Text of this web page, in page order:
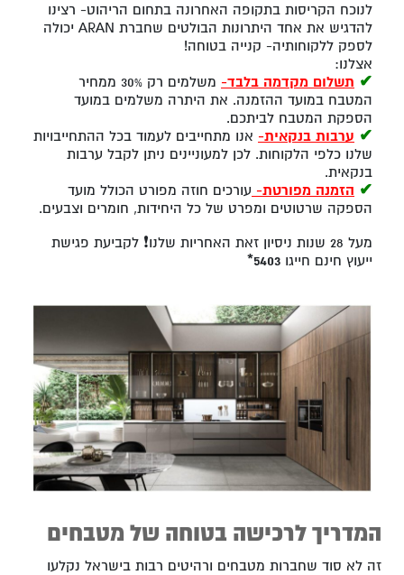
לנוכח הקריסות בתקופה האחרונה בתחום הריהוט- רצינו
להדגיש את אחד היתרונות הבולטים שחברת ARAN יכולה
לספק ללקוחותיה- קנייה בטוחה!
אצלנו:
✔ תשלום מקדמה בלבד-
משלמים רק 30% ממחיר
המטבח במועד ההזמנה. את היתרה משלמים במועד
הספקת המטבח לביתכם.
✔ ערבות בנקאית- אנו מתחייבים לעמוד בכל ההתחייבויות
שלנו כלפי הלקוחות. לכן למעוניינים ניתן לקבל ערבות
בנקאית.
✔ הזמנה מפורטת- עורכים חוזה מפורט הכולל מועד
הספקה שרטוטים ומפרט של כל היחידות, חומרים וצבעים.
מעל 28 שנות ניסיון זאת האחריות שלנו
❗ לקביעת פגישת
ייעוץ חינם חייגו 5403*
המדריך לרכישה בטוחה של מטבחים
זה לא סוד שחברות מטבחים ורהיטים רבות בישראל נקלעו